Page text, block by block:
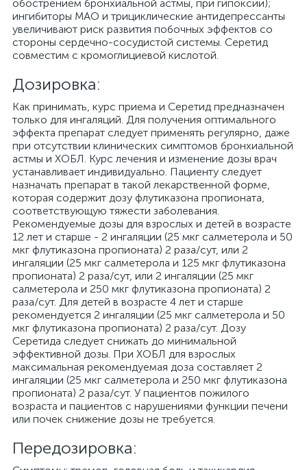
обострением бронхиальной астмы, при гипоксии);
ингибиторы МАО и трициклические антидепрессанты
увеличивают риск развития побочных эффектов со
стороны сердечно-сосудистой системы. Серетид
совместим с кромоглициевой кислотой.
Дозировка:
Как принимать, курс приема и Серетид предназначен
только для ингаляций. Для получения оптимального
эффекта препарат следует применять регулярно, даже
при отсутствии клинических симптомов бронхиальной
астмы и ХОБЛ. Курс лечения и изменение дозы врач
устанавливает индивидуально. Пациенту следует
назначать препарат в такой лекарственной форме,
которая содержит дозу флутиказона пропионата,
соответствующую тяжести заболевания.
Рекомендуемые дозы для взрослых и детей в возрасте
12 лет и старше - 2 ингаляции (25 мкг салметерола и 50
мкг флутиказона пропионата) 2 раза/сут, или 2
ингаляции (25 мкг салметерола и 125 мкг флутиказона
пропионата) 2 раза/сут, или 2 ингаляции (25 мкг
салметерола и 250 мкг флутиказона пропионата) 2
раза/сут. Для детей в возрасте 4 лет и старше
рекомендуется 2 ингаляции (25 мкг салметерола и 50
мкг флутиказона пропионата) 2 раза/сут. Дозу
Серетида следует снижать до минимальной
эффективной дозы. При ХОБЛ для взрослых
максимальная рекомендуемая доза составляет 2
ингаляции (25 мкг салметерола и 250 мкг флутиказона
пропионата) 2 раза/сут. У пациентов пожилого
возраста и пациентов c нарушениями функции печени
или почек снижение дозы не требуется.
Передозировка: